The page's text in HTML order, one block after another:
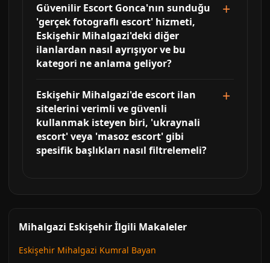
Güvenilir Escort Gonca'nın sunduğu
'gerçek fotograflı escort' hizmeti,
Eskişehir Mihalgazi'deki diğer
ilanlardan nasıl ayrışıyor ve bu
kategori ne anlama geliyor?
Eskişehir Mihalgazi'de escort ilan
sitelerini verimli ve güvenli
kullanmak isteyen biri, 'ukraynali
escort' veya 'masoz escort' gibi
spesifik başlıkları nasıl filtrelemeli?
Mihalgazi Eskişehir İlgili Makaleler
Eskişehir Mihalgazi Kumral Bayan